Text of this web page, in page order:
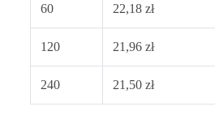
60 22,18 zł
120 21,96 zł
240 21,50 zł